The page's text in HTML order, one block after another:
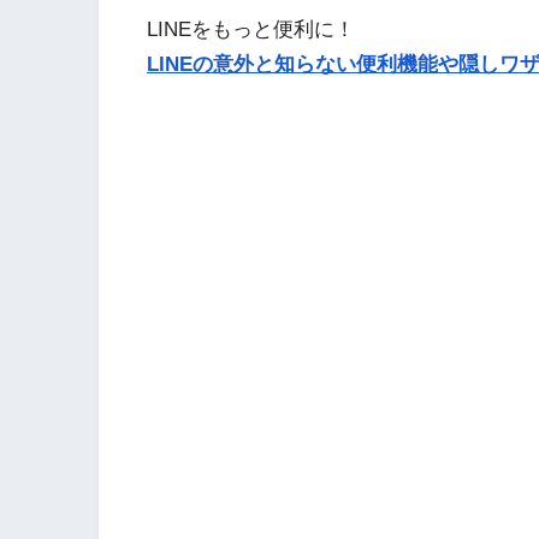
LINEをもっと便利に！
LINEの意外と知らない便利機能や隠しワザ